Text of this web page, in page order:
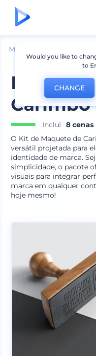
Mockups
Kit de
Carimbo
Inclui
8 cenas
O Kit de Maquete de
versátil projetada para
identidade de marca.
simplicidade, o pacote
visuais para integrar
marca em qualquer
hoje mesmo!
Would you like to
to
CHANGE